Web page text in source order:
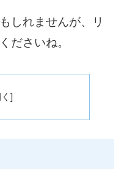
しれませんが、リ
ださいね。